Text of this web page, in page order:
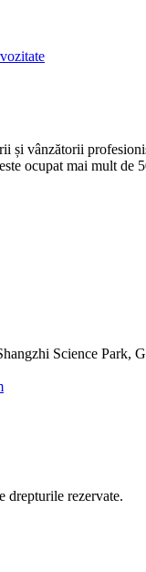
și vânzătorii
ocupat mai mult
Science Park,
drepturile rezervate.